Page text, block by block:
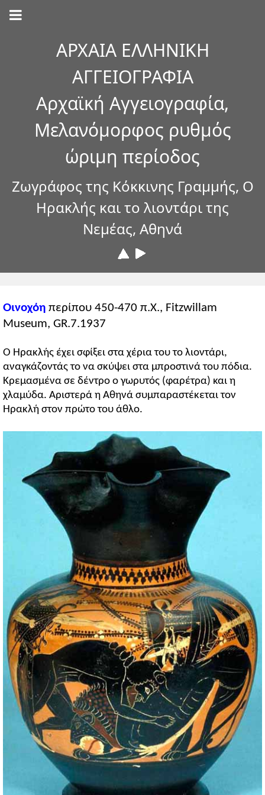
ΑΡΧΑΙΑ ΕΛΛΗΝΙΚΗ
ΑΓΓΕΙΟΓΡΑΦΙΑ
Αρχαϊκή Αγγειογραφία,
Μελανόμορφος ρυθμός
ώριμη περίοδος
Ζωγράφος της Κόκκινης Γραμμής, Ο
Ηρακλής και το λιοντάρι της
Νεμέας, Αθηνά
Οινοχόη περίπου 450-470 π.Χ., Fitzwillam
Museum, GR.7.1937
Ο Ηρακλής έχει σφίξει στα χέρια του το λιοντάρι,
αναγκάζοντάς το να σκύψει στα μπροστινά του πόδια.
Κρεμασμένα σε δέντρο ο γωρυτός (φαρέτρα) και η
χλαμύδα. Αριστερά η Αθηνά συμπαραστέκεται τον
Ηρακλή στον πρώτο του άθλο.